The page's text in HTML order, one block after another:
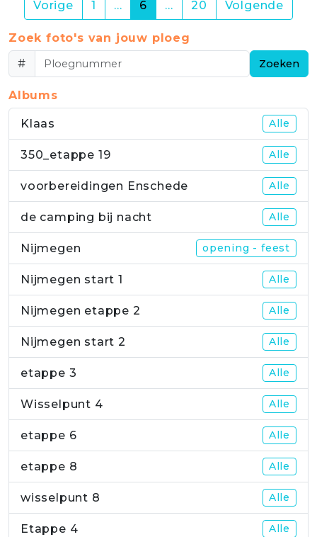
Vorige 1 … 6 (current)
… 20 Volgende
Zoek foto's van jouw ploeg
#
Zoeken
Albums
Klaas Alle
350_etappe 19 Alle
voorbereidingen Enschede Alle
de camping bij nacht Alle
Nijmegen opening - feest
Nijmegen start 1 Alle
Nijmegen etappe 2 Alle
Nijmegen start 2 Alle
etappe 3 Alle
Wisselpunt 4 Alle
etappe 6 Alle
etappe 8 Alle
wisselpunt 8 Alle
Etappe 4 Alle